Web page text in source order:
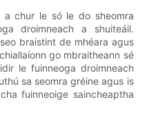
chur le só le do sheomra
droimneach a shuiteáil.
braistint de mhéara agus
go mbraitheann sé
le fuinneoga droimneach
sa seomra gréine agus is
fuinneoige saincheaptha